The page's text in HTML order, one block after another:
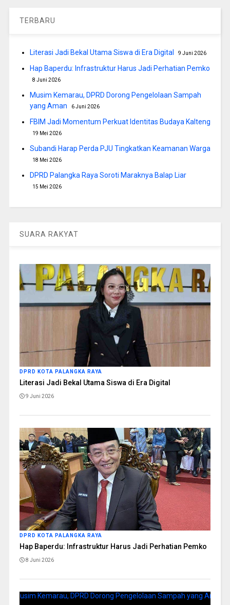
TERBARU
Literasi Jadi Bekal Utama Siswa di Era Digital 9 Juni 2026
Hap Baperdu: Infrastruktur Harus Jadi Perhatian Pemko
8 Juni 2026
Musim Kemarau, DPRD Dorong Pengelolaan Sampah
yang Aman
6 Juni 2026
FBIM Jadi Momentum Perkuat Identitas Budaya Kalteng
19 Mei 2026
Subandi Harap Perda PJU Tingkatkan Keamanan Warga
18 Mei 2026
DPRD Palangka Raya Soroti Maraknya Balap Liar
15 Mei 2026
SUARA RAKYAT
DPRD KOTA PALANGKA RAYA
Literasi Jadi Bekal Utama Siswa di Era Digital
9 Juni 2026
DPRD KOTA PALANGKA RAYA
Hap Baperdu: Infrastruktur Harus Jadi Perhatian Pemko
8 Juni 2026